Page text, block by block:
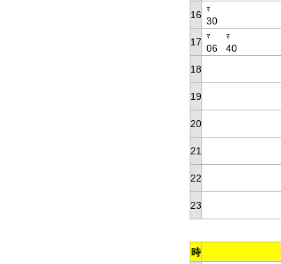
16 ﾏ
30
17
ﾏ
06
ﾏ
40
18
19
20
21
22
23
時